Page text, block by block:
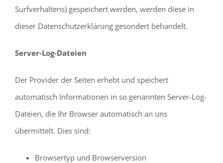
Surfverhaltens) gespeichert werden, werden diese in
dieser Datenschutzerklärung gesondert behandelt.
Server-Log-Dateien
Der Provider der Seiten erhebt und speichert
automatisch Informationen in so genannten Server-Log-
Dateien, die Ihr Browser automatisch an uns
übermittelt. Dies sind:
Browsertyp und Browserversion